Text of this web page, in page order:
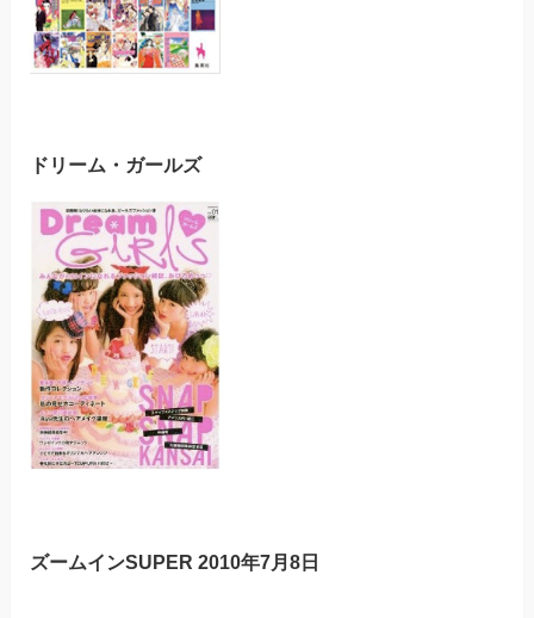
ドリーム・ガールズ
ズームインSUPER 2010年7月8日